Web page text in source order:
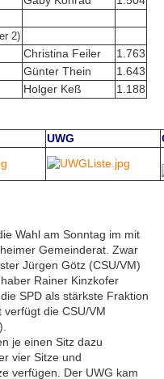
2)
Christina Feiler
1.763
Günter Thein
1.643
Holger Keß 1.188
UWG
Wahl am Sonntag im mit
Gemeinderat. Zwar
Jürgen Götz (CSU/VM)
Rainer Kinzkofer
SPD als stärkste Fraktion
die CSU/VM
je einen Sitz dazu
vier Sitze und
verfügen. Der UWG kam